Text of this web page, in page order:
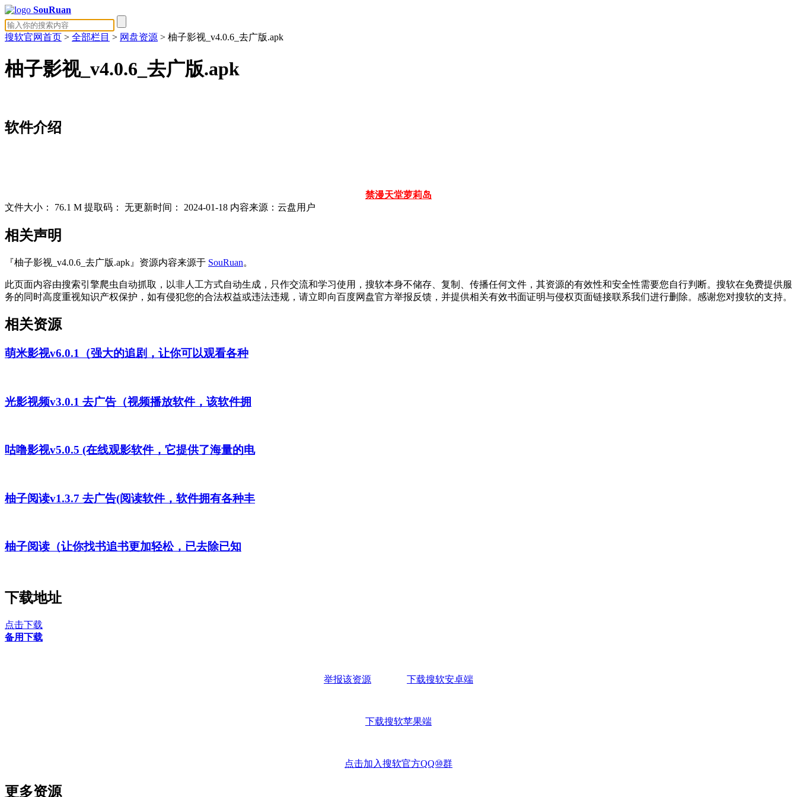
SouRuan
搜软官网首页 > 全部栏目 > 网盘资源 > 柚子影视_v4.0.6_去广版.apk
柚子影视_v4.0.6_去广版.apk
软件介绍
禁漫天堂萝莉岛
文件大小：
76.1 M 提取码： 无更新时间： 2024-01-18 内容来源：云盘用户
相关声明
『柚子影视_v4.0.6_去广版.apk』资源内容来源于 SouRuan。
此页面内容由搜索引擎爬虫自动抓取，以非人工方式自动生成，只作交流和学习使用，搜软本身不储存、复制、传播任何文件，其资源的有效性和安全性需要您自行判断。搜软在免费提供服
务的同时高度重视知识产权保护，如有侵犯您的合法权益或违法违规，请立即向百度网盘官方举报反馈，并提供相关有效书面证明与侵权页面链接联系我们进行删除。感谢您对搜软的支持。
相关资源
萌米影视v6.0.1（强大的追剧，让你可以观看各种
光影视频v3.0.1 去广告（视频播放软件，该软件拥
咕噜影视v5.0.5 (在线观影软件，它提供了海量的电
柚子阅读v1.3.7 去广告(阅读软件，软件拥有各种丰
柚子阅读（让你找书追书更加轻松，已去除已知
下载地址
点击下载
备用下载
举报该资源 下载搜软安卓端
下载搜软苹果端
点击加入搜软官方QQ⑩群
更多资源